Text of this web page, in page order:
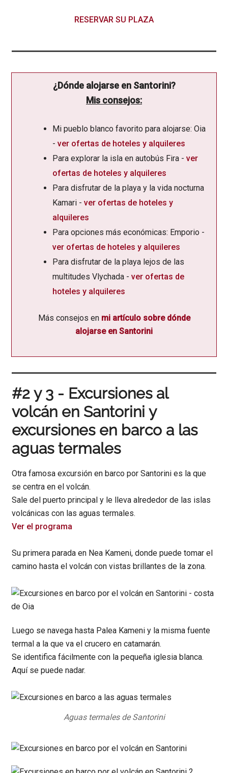
RESERVAR SU PLAZA
¿Dónde alojarse en Santorini?
Mis consejos:
Mi pueblo blanco favorito para alojarse: Oia
-ver ofertas de hoteles y alquileres
Para explorar la isla en autobús Fira -ver
ofertas de hoteles y alquileres
Para disfrutar de la playa y la vida nocturna
Kamari -ver ofertas de hoteles y
alquileres
Para opciones más económicas: Emporio -
ver ofertas de hoteles y alquileres
Para disfrutar de la playa lejos de las
multitudes Vlychada -ver ofertas de
hoteles y alquileres
Más consejos en mi artículo sobre dónde
alojarse en Santorini
#2 y 3 - Excursiones al
volcán en Santorini y
excursiones en barco a las
aguas termales
Otra famosa excursión en barco por Santorini es la que
se centra en el volcán.
Sale del puerto principal y le lleva alrededor de las islas
volcánicas con las aguas termales.
Ver el programa
Su primera parada en Nea Kameni, donde puede tomar el
camino hasta el volcán con vistas brillantes de la zona.
Luego se navega hasta Palea Kameni y la misma fuente
termal a la que va el crucero en catamarán.
Se identifica fácilmente con la pequeña iglesia blanca.
Aquí se puede nadar.
Aguas termales de Santorini